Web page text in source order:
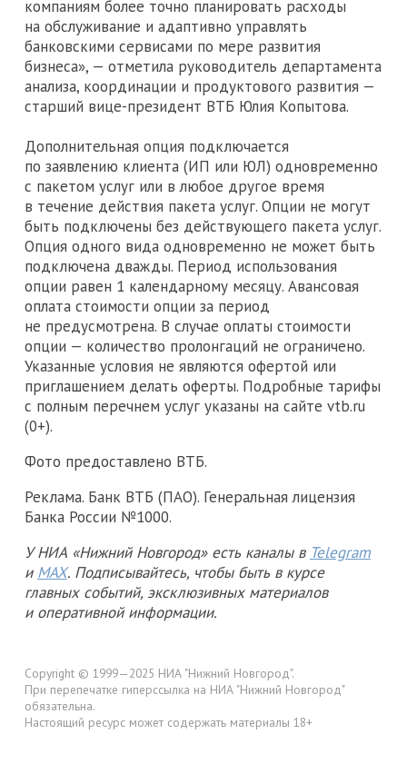
компаниям более точно планировать расходы
на обслуживание и адаптивно управлять
банковскими сервисами по мере развития
бизнеса», — отметила руководитель департамента
анализа, координации и продуктового развития —
старший вице-президент ВТБ Юлия Копытова.
Дополнительная опция подключается
по заявлению клиента (ИП или ЮЛ) одновременно
с пакетом услуг или в любое другое время
в течение действия пакета услуг. Опции не могут
быть подключены без действующего пакета услуг.
Опция одного вида одновременно не может быть
подключена дважды. Период использования
опции равен 1 календарному месяцу. Авансовая
оплата стоимости опции за период
не предусмотрена. В случае оплаты стоимости
опции — количество пролонгаций не ограничено.
Указанные условия не являются офертой или
приглашением делать оферты. Подробные тарифы
с полным перечнем услуг указаны на сайте vtb.ru
(0+).
Фото предоставлено ВТБ.
Реклама. Банк ВТБ (ПАО). Генеральная лицензия
Банка России №1000.
У НИА «Нижний Новгород» есть каналы в Telegram
и MAX. Подписывайтесь, чтобы быть в курсе
главных событий, эксклюзивных материалов
и оперативной информации.
Copyright © 1999—2025 НИА "Нижний Новгород".
При перепечатке гиперссылка на НИА "Нижний Новгород"
обязательна.
Настоящий ресурс может содержать материалы 18+